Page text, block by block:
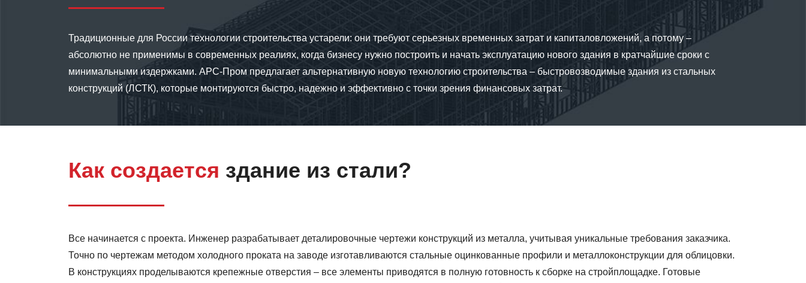
Традиционные для России технологии строительства устарели: они требуют серьезных временных затрат и капиталовложений, а потому –
абсолютно не применимы в современных реалиях, когда бизнесу нужно построить и начать эксплуатацию нового здания в кратчайшие сроки с
минимальными издержками. АРС-Пром предлагает альтернативную новую технологию строительства – быстровозводимые здания из стальных
конструкций (ЛСТК), которые монтируются быстро, надежно и эффективно с точки зрения финансовых затрат.
Как создается здание из стали?
Все начинается с проекта. Инженер разрабатывает деталировочные чертежи конструкций из металла, учитывая уникальные требования заказчика.
Точно по чертежам методом холодного проката на заводе изготавливаются стальные оцинкованные профили и металлоконструкции для облицовки.
В конструкциях проделываются крепежные отверстия – все элементы приводятся в полную готовность к сборке на стройплощадке. Готовые